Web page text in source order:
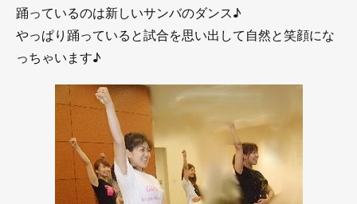
踊っているのは新しいサンバのダンス♪
やっぱり踊っていると試合を思い出して自然と笑顔にな
っちゃいます♪